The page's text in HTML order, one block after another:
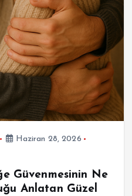
Haziran 28, 2026
Güvenmesinin Ne
Anlatan Güzel